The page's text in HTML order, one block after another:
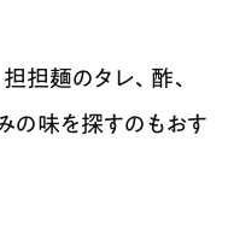
担麺のタレ、酢、
の味を探すのもおす